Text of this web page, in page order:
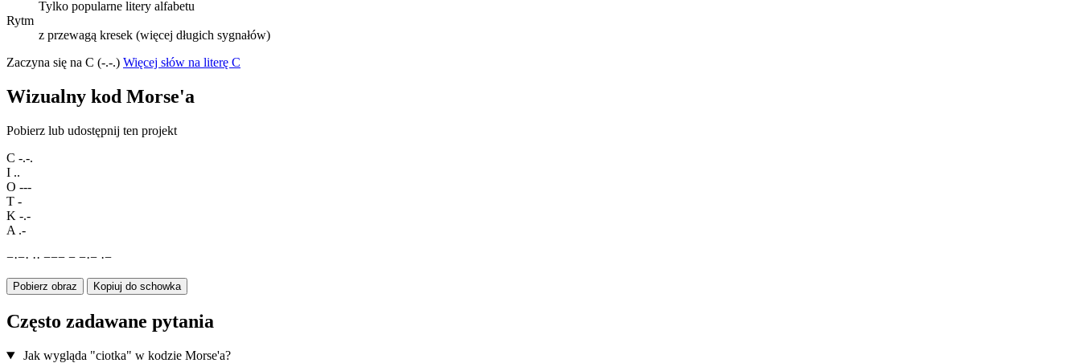
Tylko popularne litery alfabetu
Rytm
z przewagą kresek (więcej długich sygnałów)
Zaczyna się na C (-.-.) Więcej słów na literę C
Wizualny kod Morse'a
Pobierz lub udostępnij ten projekt
C -.-.
I ..
O ---
T -
K -.-
A .-
−·−· ·· −−− − −·− ·−
Pobierz obraz Kopiuj do schowka
Często zadawane pytania
Jak wygląda "ciotka" w kodzie Morse'a?